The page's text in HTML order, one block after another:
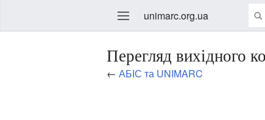
unimarc.org.ua
Перегляд вихідного
←АБІС та UNIMARC